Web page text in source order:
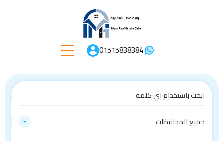
01515838384
جميع المحافظات